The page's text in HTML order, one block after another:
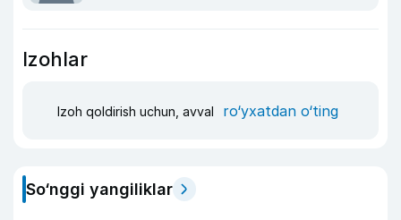
Izohlar
Izoh qoldirish uchun, avval ro‘yxatdan o‘ting
So‘nggi yangiliklar